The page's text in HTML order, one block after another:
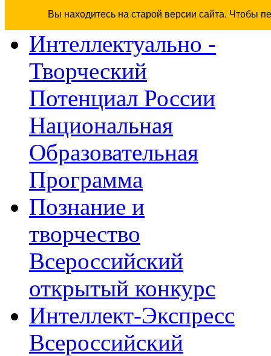
Вы находитесь на старой версии сайта. Чтобы
Интеллектуально -
Творческий
Потенциал России
Национальная
Образовательная
Программа
Познание и
творчество
Всероссийский
открытый конкурс
Интеллект-Экспресс
Всероссийский